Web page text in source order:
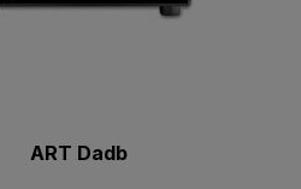
ART Dadb